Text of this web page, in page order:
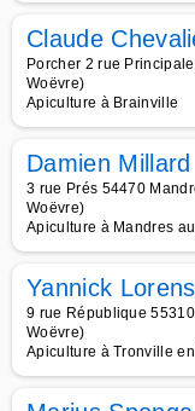
Claude
Porcher 2 rue
Woëvre)
Apiculture à Brainville
Damien Millard
3 rue Prés 54470
Woëvre)
Apiculture à Mandres
Yannick
9 rue République
Woëvre)
Apiculture à Tronville